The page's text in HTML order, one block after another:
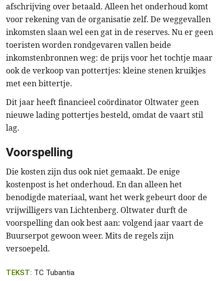
afschrijving over betaald. Alleen het onderhoud komt
voor rekening van de organisatie zelf. De weggevallen
inkomsten slaan wel een gat in de reserves. Nu er geen
toeristen worden rondgevaren vallen beide
inkomstenbronnen weg: de prijs voor het tochtje maar
ook de verkoop van pottertjes: kleine stenen kruikjes
met een bittertje.
Dit jaar heeft financieel coördinator Oltwater geen
nieuwe lading pottertjes besteld, omdat de vaart stil
lag.
Voorspelling
Die kosten zijn dus ook niet gemaakt. De enige
kostenpost is het onderhoud. En dan alleen het
benodigde materiaal, want het werk gebeurt door de
vrijwilligers van Lichtenberg. Oltwater durft de
voorspelling dan ook best aan: volgend jaar vaart de
Buurserpot gewoon weer. Mits de regels zijn
versoepeld.
TEKST: TC Tubantia